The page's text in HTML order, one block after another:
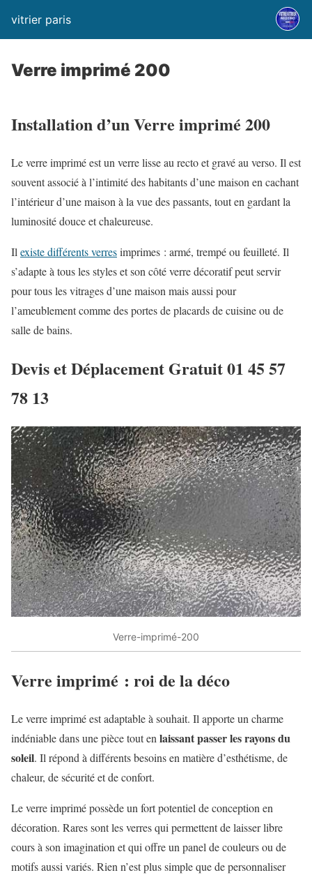
vitrier paris
Verre imprimé 200
Installation d’un Verre imprimé 200
Le verre imprimé est un verre lisse au recto et gravé au verso. Il est
souvent associé à l’intimité des habitants d’une maison en cachant
l’intérieur d’une maison à la vue des passants, tout en gardant la
luminosité douce et chaleureuse.
Il existe différents verresimprimes : armé, trempé ou feuilleté. Il
s’adapte à tous les styles et son côté verre décoratif peut servir
pour tous les vitrages d’une maison mais aussi pour
l’ameublement comme des portes de placards de cuisine ou de
salle de bains.
Devis et Déplacement Gratuit01 45 57
78 13
Verre-imprimé-200
Verre imprimé : roi de la déco
Le verre imprimé est adaptable à souhait. Il apporte un charme
indéniable dans une pièce tout en laissant passer les rayons du
soleil. Il répond à différents besoins en matière d’esthétisme, de
chaleur, de sécurité et de confort.
Le verre imprimé possède un fort potentiel de conception en
décoration. Rares sont les verres qui permettent de laisser libre
cours à son imagination et qui offre un panel de couleurs ou de
motifs aussi variés. Rien n’est plus simple que de personnaliser